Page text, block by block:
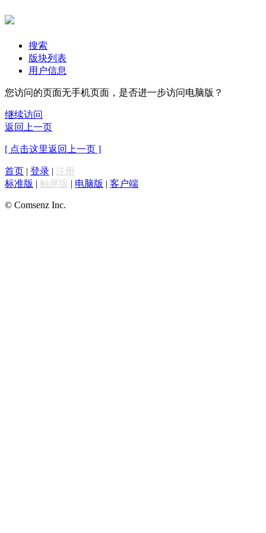
搜索
版块列表
用户信息
您访问的页面无手机页面，是否进一步访问电脑版？
继续访问
返回上一页
[ 点击这里返回上一页 ]
首页 | 登录 | 注册
标准版 | 触屏版 | 电脑版 | 客户端
© Comsenz Inc.